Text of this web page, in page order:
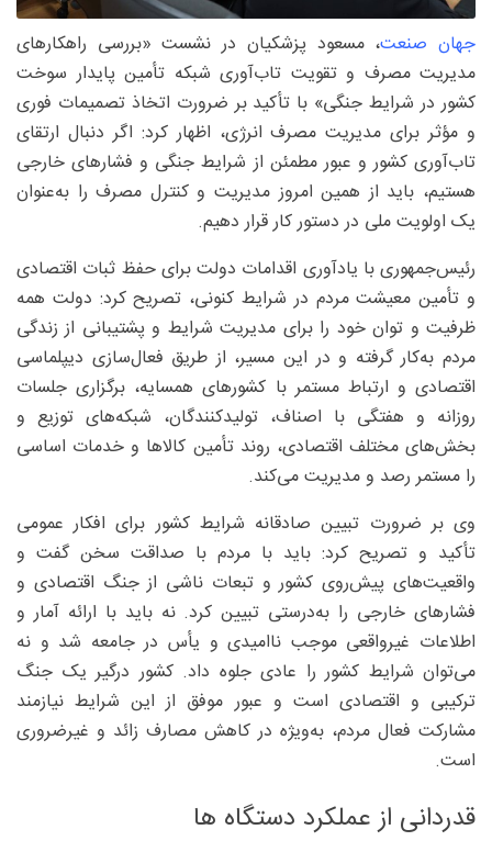
جهان صنعت، مسعود پزشکیان در نشست «بررسی راهکارهای
مدیریت مصرف و تقویت تاب‌آوری شبکه تأمین پایدار سوخت
کشور در شرایط جنگی» با تأکید بر ضرورت اتخاذ تصمیمات فوری
و مؤثر برای مدیریت مصرف انرژی، اظهار کرد: اگر دنبال ارتقای
تاب‌آوری کشور و عبور مطمئن از شرایط جنگی و فشارهای خارجی
هستیم، باید از همین امروز مدیریت و کنترل مصرف را به‌عنوان
یک اولویت ملی در دستور کار قرار دهیم.
رئیس‌جمهوری با یادآوری اقدامات دولت برای حفظ ثبات اقتصادی
و تأمین معیشت مردم در شرایط کنونی، تصریح کرد: دولت همه
ظرفیت و توان خود را برای مدیریت شرایط و پشتیبانی از زندگی
مردم به‌کار گرفته و در این مسیر، از طریق فعال‌سازی دیپلماسی
اقتصادی و ارتباط مستمر با کشورهای همسایه، برگزاری جلسات
روزانه و هفتگی با اصناف، تولیدکنندگان، شبکه‌های توزیع و
بخش‌های مختلف اقتصادی، روند تأمین کالاها و خدمات اساسی
را مستمر رصد و مدیریت می‌کند.
وی بر ضرورت تبیین صادقانه شرایط کشور برای افکار عمومی
تأکید و تصریح کرد: باید با مردم با صداقت سخن گفت و
واقعیت‌های پیش‌روی کشور و تبعات ناشی از جنگ اقتصادی و
فشارهای خارجی را به‌درستی تبیین کرد. نه باید با ارائه آمار و
اطلاعات غیرواقعی موجب ناامیدی و یأس در جامعه شد و نه
می‌توان شرایط کشور را عادی جلوه داد. کشور درگیر یک جنگ
ترکیبی و اقتصادی است و عبور موفق از این شرایط نیازمند
مشارکت فعال مردم، به‌ویژه در کاهش مصارف زائد و غیرضروری
است.
قدردانی از عملکرد دستگاه ها